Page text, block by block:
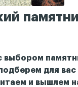
выбором
для
и вышлем